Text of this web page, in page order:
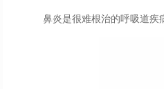
鼻炎是很难根治的呼吸道疾